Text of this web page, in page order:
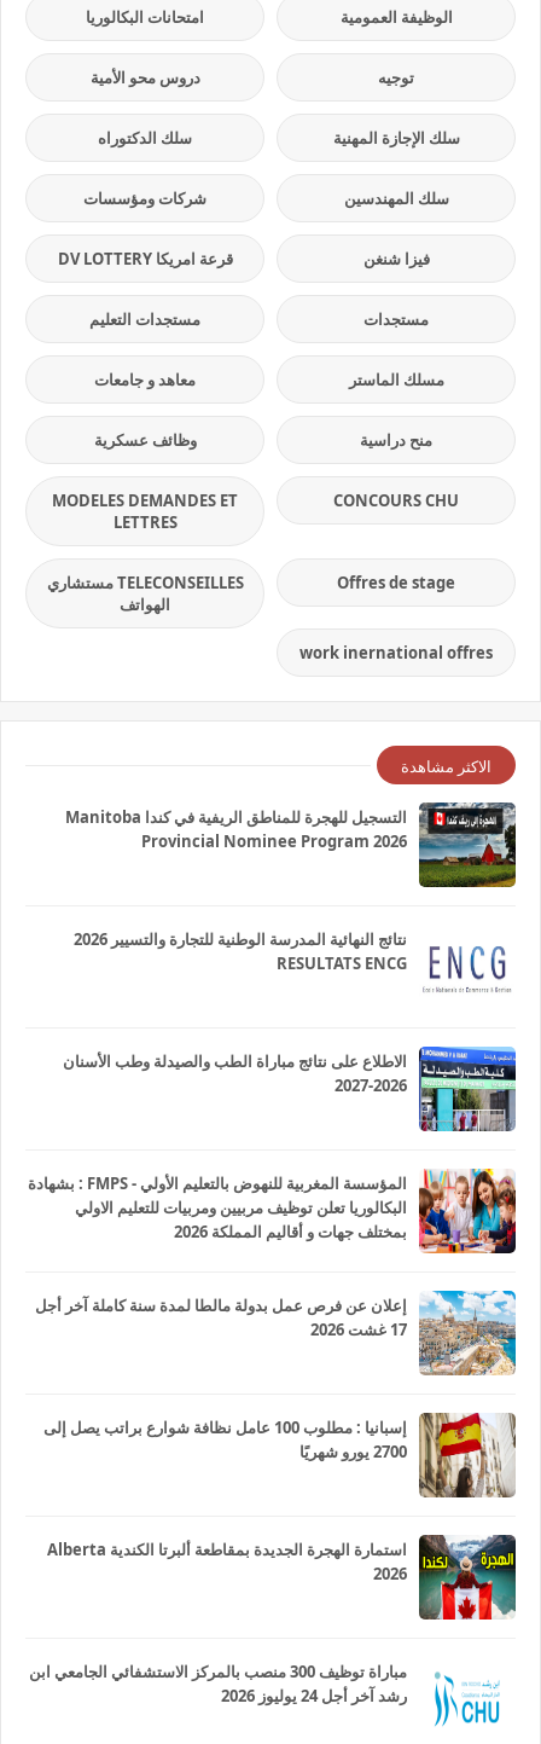
الوظيفة العمومية امتحانات البكالوريا
توجيه دروس محو الأمية
سلك الإجازة المهنية سلك الدكتوراه
سلك المهندسين شركات ومؤسسات
فيزا شنغن قرعة امريكا DV LOTTERY
مستجدات مستجدات التعليم
مسلك الماستر معاهد و جامعات
منح دراسية وظائف عسكرية
CONCOURS CHU
MODELES DEMANDES ET
LETTRES
Offres de stage
TELECONSEILLES مستشاري
الهواتف
work inernational offres
الاكثر مشاهدة
التسجيل للهجرة للمناطق الريفية في كندا Manitoba
Provincial Nominee Program 2026
نتائج النهائية المدرسة الوطنية للتجارة والتسيير 2026
RESULTATS ENCG
الاطلاع على نتائج مباراة الطب والصيدلة وطب الأسنان
2026-2027
المؤسسة المغربية للنهوض بالتعليم الأولي - FMPS : بشهادة
البكالوريا تعلن توظيف مربيين ومربيات للتعليم الاولي
بمختلف جهات و أقاليم المملكة 2026
إعلان عن فرص عمل بدولة مالطا لمدة سنة كاملة آخر أجل
17 غشت 2026
إسبانيا : مطلوب 100 عامل نظافة شوارع براتب يصل إلى
2700 يورو شهريًا
استمارة الهجرة الجديدة بمقاطعة ألبرتا الكندية Alberta
2026
مباراة توظيف 300 منصب بالمركز الاستشفائي الجامعي ابن
رشد آخر أجل 24 يوليوز 2026